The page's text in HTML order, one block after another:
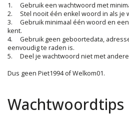
1.
Gebruik een wachtwoord met
2.
Stel nooit één enkel woord in als je
3.
Gebruik minimaal één woord en
kent.
4.
Gebruik geen geboortedata,
eenvoudig te raden is.
5.
Deel je wachtwoord niet met
Dus geen Piet1994 of Welkom01.
Wachtwoordtips